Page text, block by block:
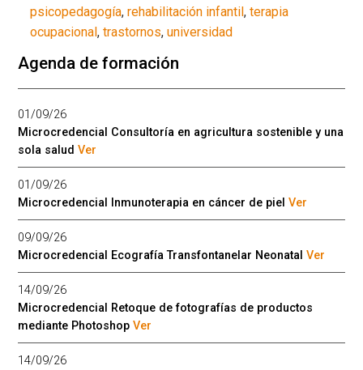
psicopedagogía,rehabilitación infantil,terapia
ocupacional,trastornos,universidad
Agenda de formación
01/09/26
Microcredencial Consultoría en agricultura sostenible y una
sola saludVer
01/09/26
Microcredencial Inmunoterapia en cáncer de pielVer
09/09/26
Microcredencial Ecografía Transfontanelar NeonatalVer
14/09/26
Microcredencial Retoque de fotografías de productos
mediante PhotoshopVer
14/09/26